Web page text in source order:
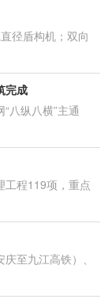
径盾构机；双向
完成
八纵八横”主通
工程119项，重点
至九江高铁）、